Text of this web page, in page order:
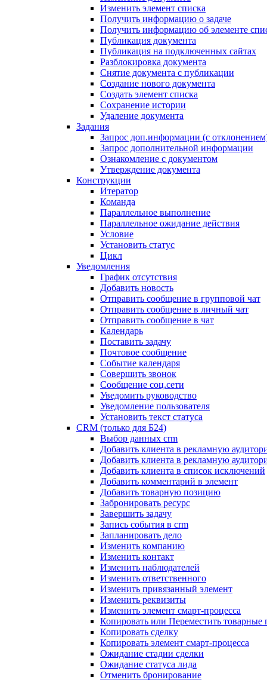
Изменить элемент списка
Получить информацию о задаче
Получить информацию об элементе
Публикация документа
Публикация на подключенных сайтах
Разблокировка документа
Снятие документа с публикации
Создание нового документа
Создать элемент списка
Сохранение истории
Удаление документа
Задания
Запрос доп.информации (с
Запрос дополнительной информации
Ознакомление с документом
Утверждение документа
Конструкции
Итератор
Команда
Параллельное выполнение
Параллельное ожидание действия
Условие
Установить статус
Цикл
Уведомления
График отсутствия
Добавить новость
Отправить сообщение в групповой чат
Отправить сообщение в личный чат
Отправить сообщение в чат
Календарь
Поставить задачу
Почтовое сообщение
Событие календаря
Совершить звонок
Сообщение соц.сети
Уведомить руководство
Уведомление пользователя
Установить текст статуса
CRM (только для Б24)
Выбор данных crm
Добавить клиента в рекламную
Добавить клиента в рекламную
Добавить клиента в список исключений
Добавить комментарий в элемент
Добавить товарную позицию
Забронировать ресурс
Завершить задачу
Запись события в crm
Запланировать дело
Изменить компанию
Изменить контакт
Изменить наблюдателей
Изменить ответственного
Изменить привязанный элемент
Изменить реквизиты
Изменить элемент смарт-процесса
Копировать или Переместить товарные
Копировать сделку
Копировать элемент смарт-процесса
Ожидание стадии сделки
Ожидание статуса лида
Отменить бронирование